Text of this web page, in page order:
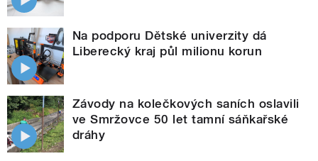
Na podporu Dětské univerzity dá
Liberecký kraj půl milionu korun
Závody na kolečkových saních oslavili
ve Smržovce 50 let tamní sáňkařské
dráhy